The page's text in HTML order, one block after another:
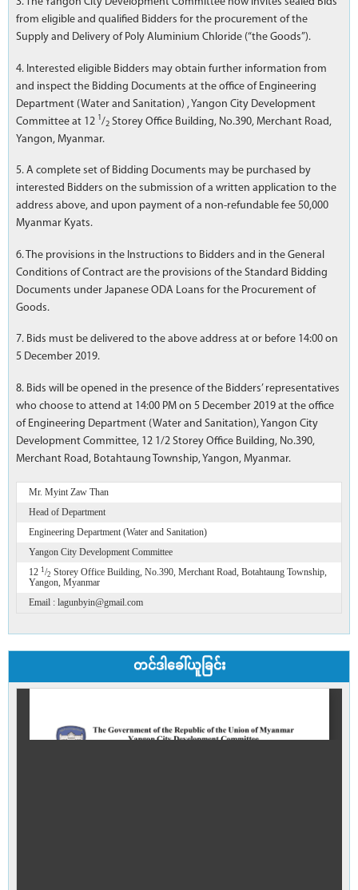
from eligible and qualified Bidders for the procurement of the
Supply and Delivery of Poly Aluminium Chloride (“the Goods”).
4. Interested eligible Bidders may obtain further information from
and inspect the Bidding Documents at the office of Engineering
Department (Water and Sanitation) , Yangon City Development
Committee at 12 1/2Storey Office Building, No.390, Merchant Road,
Yangon, Myanmar.
5. A complete set of Bidding Documents may be purchased by
interested Bidders on the submission of a written application to the
address above, and upon payment of a non-refundable fee 50,000
Myanmar Kyats.
6. The provisions in the Instructions to Bidders and in the General
Conditions of Contract are the provisions of the Standard Bidding
Documents under Japanese ODA Loans for the Procurement of
Goods.
7. Bids must be delivered to the above address at or before 14:00 on
5 December 2019.
8. Bids will be opened in the presence of the Bidders’ representatives
who choose to attend at 14:00 PM on 5 December 2019 at the office
of Engineering Department (Water and Sanitation), Yangon City
Development Committee, 12 1/2 Storey Office Building, No.390,
Merchant Road, Botahtaung Township, Yangon, Myanmar.
Mr. Myint Zaw Than
Head of Department
Engineering Department (Water and Sanitation)
Yangon City Development Committee
12 1 /2 Storey Office Building, No.390, Merchant Road, Botahtaung Township,
Yangon, Myanmar
Email : lagunbyin@gmail.com
တင်ဒါခေါ်ယူခြင်း